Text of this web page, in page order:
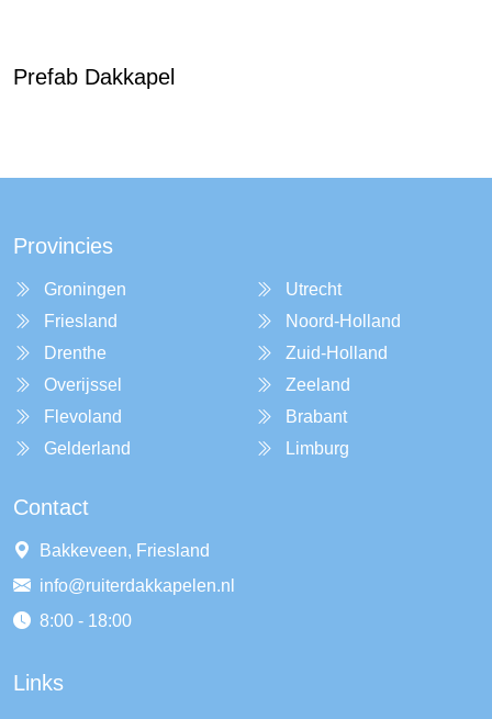
Prefab Dakkapel
Provincies
Groningen
Friesland
Drenthe
Overijssel
Flevoland
Gelderland
Utrecht
Noord-Holland
Zuid-Holland
Zeeland
Brabant
Limburg
Contact
Bakkeveen, Friesland
info@ruiterdakkapelen.nl
8:00 - 18:00
Links